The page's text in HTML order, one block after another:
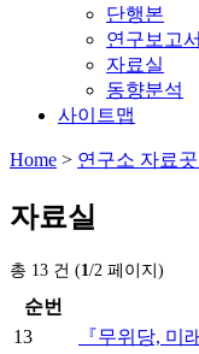
단행본
연구보고서
자료실
동향분석
사이트맵
Home > 연구소 자료
자료실
총 13 건 (1/2 페이지)
순번
13
『무위당, 미